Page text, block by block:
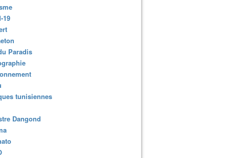
19
Paradis
tunisiennes
Dangond